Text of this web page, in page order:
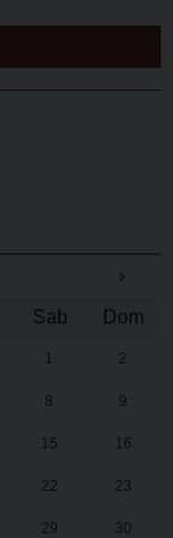
›
Sab Dom
1 2
8 9
15 16
22 23
29 30